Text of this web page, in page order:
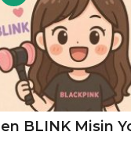
BLINK Misin